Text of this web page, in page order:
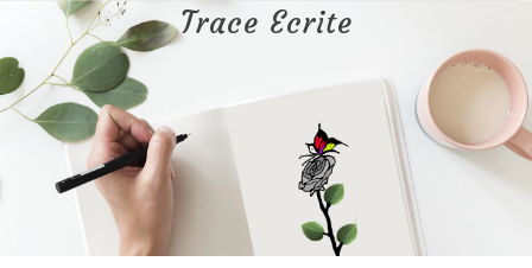
contenu
Trace Ecrite